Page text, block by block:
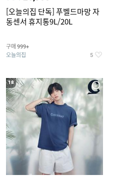
[오늘의집 단독] 푸벨드마망 자
동센서 휴지통9L/20L
구매 999+
오늘의집 5
18